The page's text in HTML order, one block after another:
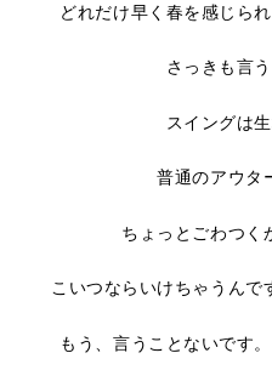
どれだけ早く春を感じら
さっきも言
スイングは
普通のアウタ
ちょっとごわつく
こいつならいけちゃうんで
もう、言うことないです